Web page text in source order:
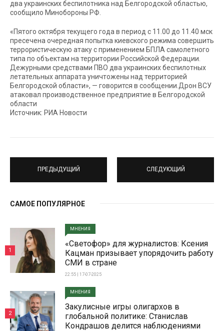
два украинских беспилотника над Белгородской областью,
сообщило Минобороны РФ.
«Пятого октября текущего года в период с 11.00 до 11.40 мск
пресечена очередная попытка киевского режима совершить
террористическую атаку c применением БПЛА самолетного
типа по объектам на территории Российской Федерации.
Дежурными средствами ПВО два украинских беспилотных
летательных аппарата уничтожены над территорией
Белгородской области», — говорится в сообщении.Дрон ВСУ
атаковал производственное предприятие в Белгородской
области
Источник: РИА Новости
ПРЕДЫДУЩИЙ СЛЕДУЮЩИЙ
САМОЕ ПОПУЛЯРНОЕ
МНЕНИЯ
«Светофор» для журналистов: Ксения
Кацман призывает упорядочить работу
СМИ в стране
22:55 | 17-07-2025
1
МНЕНИЯ
Закулисные игры олигархов в
глобальной политике: Станислав
Кондрашов делится наблюдениями
2